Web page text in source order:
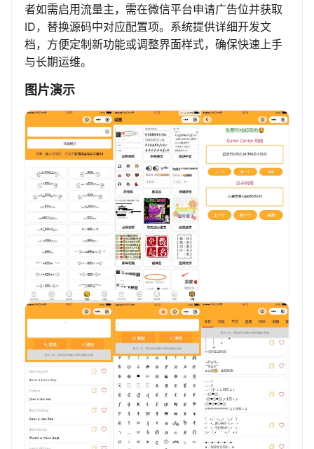
者如需启用流量主，需在微信平台申请广告位并获取
ID，替换源码中对应配置项。系统提供详细开发文
档，方便定制新功能或调整界面样式，确保快速上手
与长期运维。
图片演示